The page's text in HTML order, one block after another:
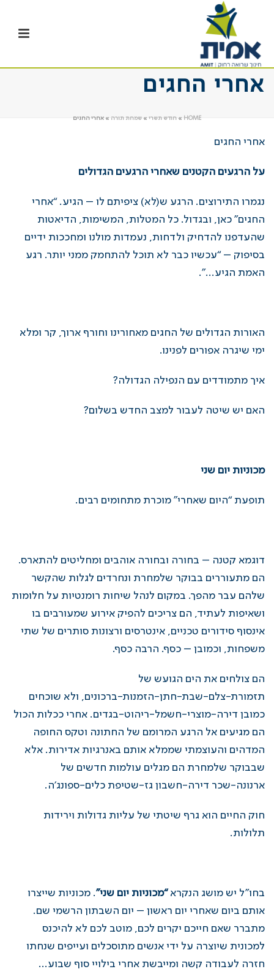
אחרי החגים
HOME
» חודש תשרי » שמחת תורה » אחרי החגים
אחרי החגים
על הרגעים הקטנים שאחרי הרגעים הגדולים
נגמרו התירוצים. הרגע ש(לא) ציפיתם לו – הגיע. “אחרי
החגים” כאן, ובגדול. כל המטלות, המשימות, הדיאטות
שהעדפנו להדחיק ולדחות, נעמדות מולנו ומחככות ידיים
בסיפוק – “עכשיו כבר לא תוכל להתחמק ממני יותר. רגע
האמת הגיע…”.
האורות הגדולים של החגים מאחורינו וחורף ארוך, קר ומלא
ימי שיגרה אפורים לפנינו.
איך מתמודדים עם הנפילה הגדולה?
האם יש שיטה לעבור למצב החדש בשלום?
מכוניות יום שני
תופעת “היום שאחרי” מוכרת מתחומים רבים.
דוגמא קטנה – בחורה ובחורה אוהבים ומחליטים להתארס.
הם מתעוררים בבוקר שלמחרת ונחרדים לגלות שהקשר
שלהם עבר מהפך. במקום לנהל שיחות רומנטיות על חלומות
ושאיפות לעתיד, הם צריכים להפיק אירוע שמעורבים בו
אינסוף סידורים טכניים, אינטרסים ורצונות סותרים של שתי
משפחות, וכמובן – כסף. הרבה כסף.
הם צולחים את הים הגועש של
תזמורת-צלם-שבת-חתן-הזמנות-ברכונים, ולא שוכחים
כמובן דירה-מוצרי-חשמל-ריהוט-בגדים. אחרי ככלות הכול
הם מגיעים אל הרגע המרומם של החתונה וטקס החופה
המדהים והעוצמתי שממלא אותם באנרגיות אדירות. אלא
שבבוקר שלמחרת הם מגלים עולמות חדשים של
ארנונה-שכר דירה-חשבון גז-שטיפת כלים-ספונג’ה.
חוק החיים הוא גרף שיטתי של עליות גדולות וירידות
תלולות.
בחו”ל יש מושג הנקרא“מכוניות יום שני”. מכוניות שייצרו
אותם ביום שאחרי יום ראשון – יום השבתון הרשמי שם.
מתברר שאם חייכם יקרים לכם, מוטב לכם לא להיכנס
למכונית שיוצרה על ידי אנשים מתוסכלים ועייפים שנחתו
חזרה לעבודה קשה ומייבשת אחרי בילויי סוף שבוע…